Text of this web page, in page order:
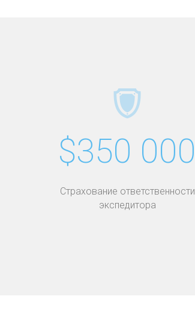
$350 000
Страхование ответственности
экспедитора